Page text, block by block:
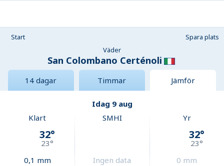
Start
Spara plats
Väder
San Colombano Certénoli
14 dagar Timmar Jämför
Idag 9 aug
Klart
32°
23°
0,1 mm
SMHI
Ingen data
Yr
32°
23°
0 mm